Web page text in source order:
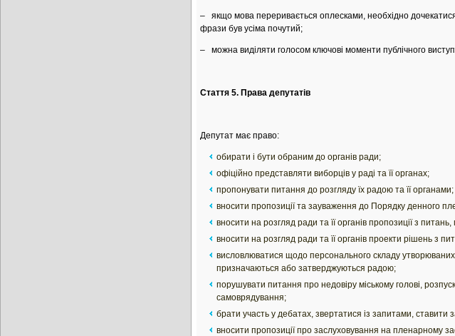
– якщо мова переривається оплесками, необхідно дочекатися
фрази був усіма почутий;
– можна виділяти голосом ключові моменти публічного
Стаття 5. Права депутатів
Депутат має право:
обирати і бути обраним до органів ради;
офіційно представляти виборців у раді та її органах;
пропонувати питання до розгляду їх радою та її органами;
вносити пропозиції та зауваження до Порядку денного
вносити на розгляд ради та її органів пропозиції з
вносити на розгляд ради та її органів проекти рішень з
висловлюватися щодо персонального складу
призначаються або затверджуються радою;
порушувати питання про недовіру міському голові,
самоврядування;
брати участь у дебатах, звертатися із запитами, ставити
вносити пропозиції про заслуховування на пленарному